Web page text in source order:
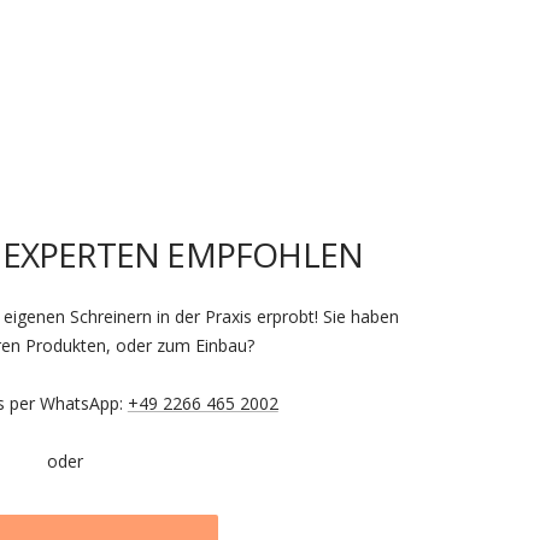
EMPFOHLEN
Schreinern in der Praxis erprobt! Sie haben
Produkten, oder zum Einbau?
per WhatsApp: +49 2266 465 2002
oder